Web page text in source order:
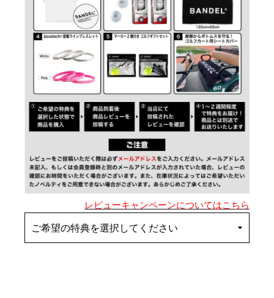
レビューキャンペーンについてはこちら